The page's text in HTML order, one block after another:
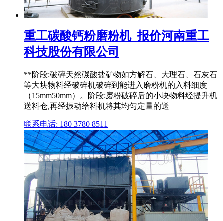
重工碳酸钙粉磨粉机_报价河南重工
科技股份有限公司
**阶段:破碎天然碳酸盐矿物如方解石、大理石、石灰石
等大块物料经破碎机破碎到能进入磨粉机的入料细度
（15mm50mm）。阶段:磨粉破碎后的小块物料经提升机
送料仓,再经振动给料机将其均匀定量的送
联系电话: 180 3780 8511